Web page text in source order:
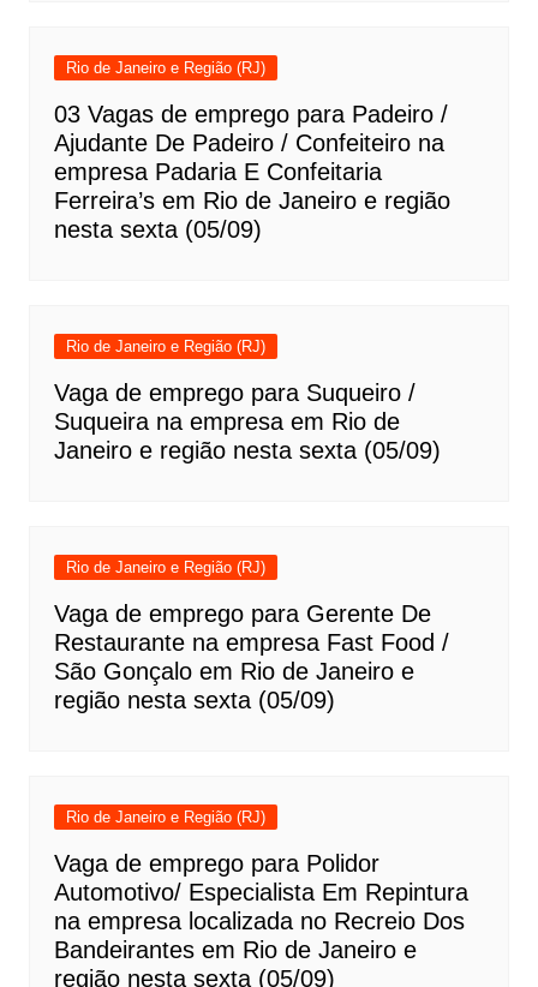
Rio de Janeiro e Região (RJ)
03 Vagas de emprego para Padeiro /
Ajudante De Padeiro / Confeiteiro na
empresa Padaria E Confeitaria
Ferreira’s em Rio de Janeiro e região
nesta sexta (05/09)
Rio de Janeiro e Região (RJ)
Vaga de emprego para Suqueiro /
Suqueira na empresa em Rio de
Janeiro e região nesta sexta (05/09)
Rio de Janeiro e Região (RJ)
Vaga de emprego para Gerente De
Restaurante na empresa Fast Food /
São Gonçalo em Rio de Janeiro e
região nesta sexta (05/09)
Rio de Janeiro e Região (RJ)
Vaga de emprego para Polidor
Automotivo/ Especialista Em Repintura
na empresa localizada no Recreio Dos
Bandeirantes em Rio de Janeiro e
região nesta sexta (05/09)